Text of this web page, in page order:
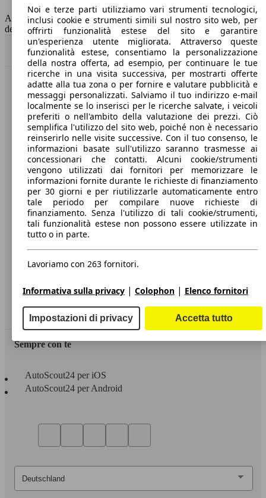
Capacità del serbatoio
50 l
AutoScout24 non si assume alcuna responsabilità per la correttezza
dei dati.
Torna su
Benvenuti su AutoScout24, il mercato auto europeo.
Società
A proposito di AutoScout24
Stampa
Media
Condizioni generali
Informazioni
Privacy
Dichiarazione di Accessibilità
Servizi
Area rivenditori
Sempre con te
AutoScout24 per iOS
AutoScout24 per Android
Noi e terze parti utilizziamo vari strumenti tecnologici,
inclusi cookie e strumenti simili sul nostro sito web, per
offrirti funzionalità estese del sito e garantire
un'esperienza utente migliorata. Attraverso queste
funzionalità estese, consentiamo la personalizzazione
della nostra offerta, ad esempio, per continuare le tue
ricerche in una visita successiva, per mostrarti offerte
adatte alla tua zona o per fornire e valutare pubblicità e
messaggi personalizzati. Salviamo il tuo indirizzo e-mail
localmente se lo inserisci per le ricerche salvate, i veicoli
preferiti o nell'ambito della valutazione dei prezzi. Ciò
semplifica l'utilizzo del sito web, poiché non è necessario
reinserirlo nelle visite successive. Con il tuo consenso, le
informazioni basate sull'utilizzo saranno trasmesse ai
concessionari che contatti. Alcuni cookie/strumenti
vengono utilizzati dai fornitori per memorizzare le
informazioni fornite durante le richieste di finanziamento
per 30 giorni e per riutilizzarle automaticamente entro
tale periodo per compilare nuove richieste di
finanziamento. Senza l'utilizzo di tali cookie/strumenti,
tali funzionalità estese non possono essere utilizzate in
tutto o in parte.
Lavoriamo con 263 fornitori.
Informativa sulla privacy | Colophon | Elenco fornitori
Impostazioni di privacy Accetta tutto